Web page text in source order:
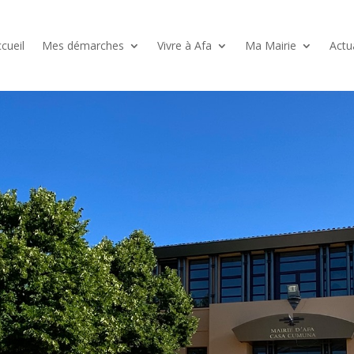
Mes démarches Vivre à Afa Ma Mairie